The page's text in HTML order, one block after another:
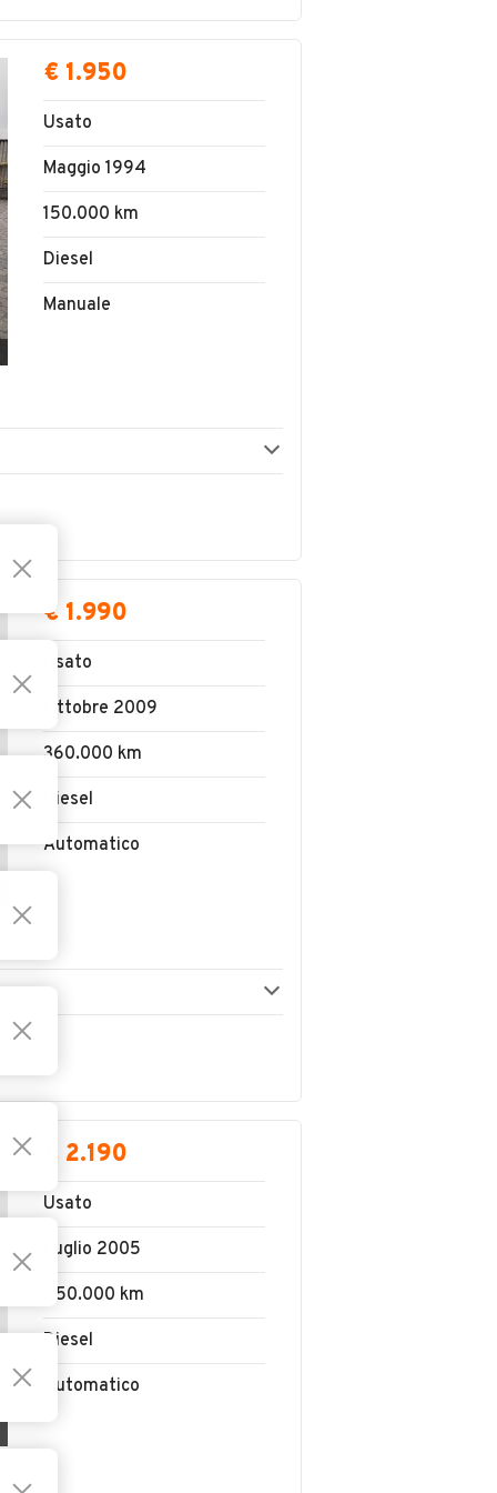
€ 1.950
Usato
Maggio 1994
150.000 km
Diesel
Manuale
€ 1.990
Usato
Ottobre 2009
360.000 km
Diesel
Automatico
€ 2.190
Usato
Luglio 2005
450.000 km
Diesel
Automatico